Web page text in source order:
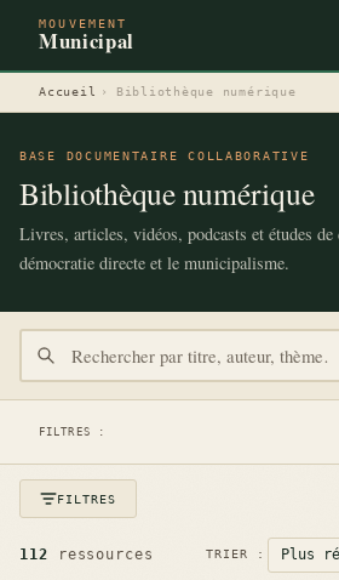
MOUVEMENT
Municipal
Accueil › Bibliothèque numérique
BASE DOCUMENTAIRE COLLABORATIVE
Bibliothèque numérique
Livres, articles, vidéos, podcasts et études de
démocratie directe et le municipalisme.
FILTRES :
FILTRES
112 ressources TRIER :